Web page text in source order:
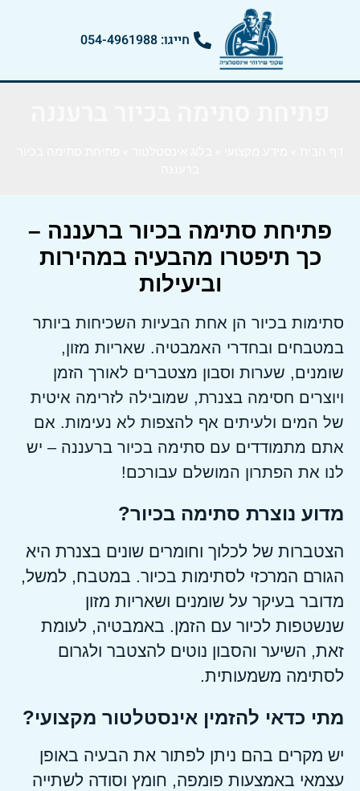
חייגו: 054-4961988
פתיחת סתימה בכיור ברעננה –
כך תיפטרו מהבעיה במהירות
וביעילות
סתימות בכיור הן אחת הבעיות השכיחות ביותר
במטבחים ובחדרי האמבטיה. שאריות מזון,
שומנים, שערות וסבון מצטברים לאורך הזמן
ויוצרים חסימה בצנרת, שמובילה לזרימה איטית
של המים ולעיתים אף להצפות לא נעימות. אם
אתם מתמודדים עם סתימה בכיור ברעננה – יש
לנו את הפתרון המושלם עבורכם!
מדוע נוצרת סתימה בכיור?
הצטברות של לכלוך וחומרים שונים בצנרת היא
הגורם המרכזי לסתימות בכיור. במטבח, למשל,
מדובר בעיקר על שומנים ושאריות מזון
שנשטפות לכיור עם הזמן. באמבטיה, לעומת
זאת, השיער והסבון נוטים להצטבר ולגרום
לסתימה משמעותית.
מתי כדאי להזמין אינסטלטור מקצועי?
יש מקרים בהם ניתן לפתור את הבעיה באופן
עצמאי באמצעות פומפה, חומץ וסודה לשתייה